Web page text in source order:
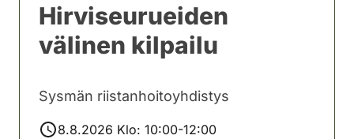
Hirviseurueiden
välinen kilpailu
Sysmän riistanhoitoyhdistys
8.8.2026 Klo: 10:00-12:00